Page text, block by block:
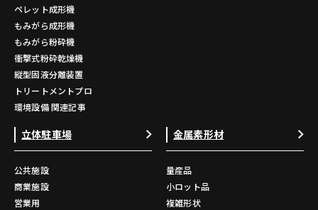
ペレット成形機
もみがら成形機
もみがら粉砕機
衝撃式粉砕乾燥機
縦型固液分離装置
トリートメントプロ
環境設備 関連記事
立体駐車場
公共施設
商業施設
営業用
金属素形材
量産品
小ロット品
複雑形状